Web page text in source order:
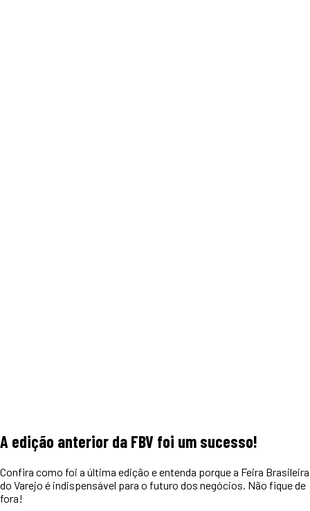
A edição anterior da FBV foi um sucesso!
Confira como foi a última edição e entenda porque a Feira Brasileira
do Varejo é indispensável para o futuro dos negócios. Não fique de
fora!